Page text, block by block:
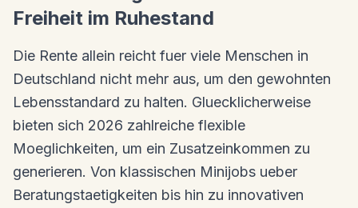
Freiheit im Ruhestand
Die Rente allein reicht fuer viele Menschen in
Deutschland nicht mehr aus, um den gewohnten
Lebensstandard zu halten. Gluecklicherweise
bieten sich 2026 zahlreiche flexible
Moeglichkeiten, um ein Zusatzeinkommen zu
generieren. Von klassischen Minijobs ueber
Beratungstaetigkeiten bis hin zu innovativen